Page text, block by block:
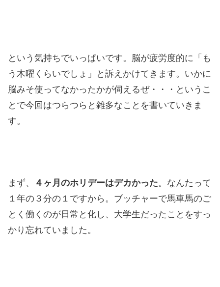
という気持ちでいっぱいです。脳が疲労度的に「も
う木曜くらいでしょ」と訴えかけてきます。いかに
脳みそ使ってなかったかが伺えるぜ・・・というこ
とで今回はつらつらと雑多なことを書いていきま
す。
まず、 ４ヶ月のホリデーはデカかった。なんたって
１年の３分の１ですから。ブッチャーで馬車馬のご
とく働くのが日常と化し、大学生だったことをすっ
かり忘れていました。